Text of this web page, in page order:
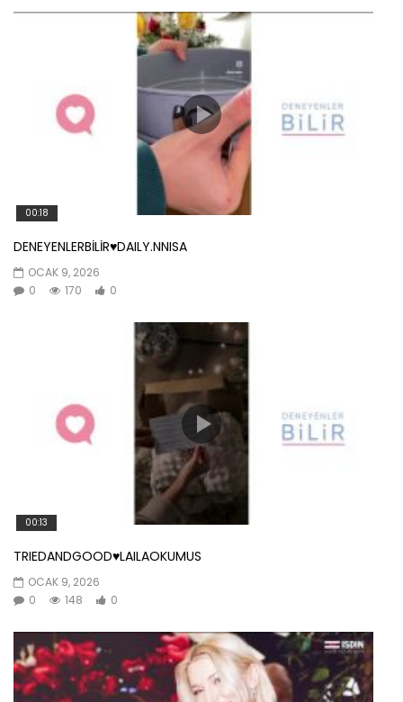
00:18
DENEYENLERBİLİR♥️DAILY.NNISA
OCAK 9, 2026
0
170 0
00:13
TRIEDANDGOOD♥️LAILAOKUMUS
OCAK 9, 2026
0
148 0